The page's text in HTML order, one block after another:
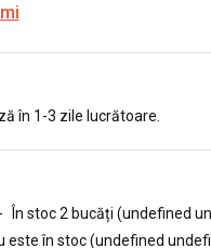
în 1-3 zile lucrătoare.
-
În stoc 2 bucăți (undefined
este în stoc (undefined